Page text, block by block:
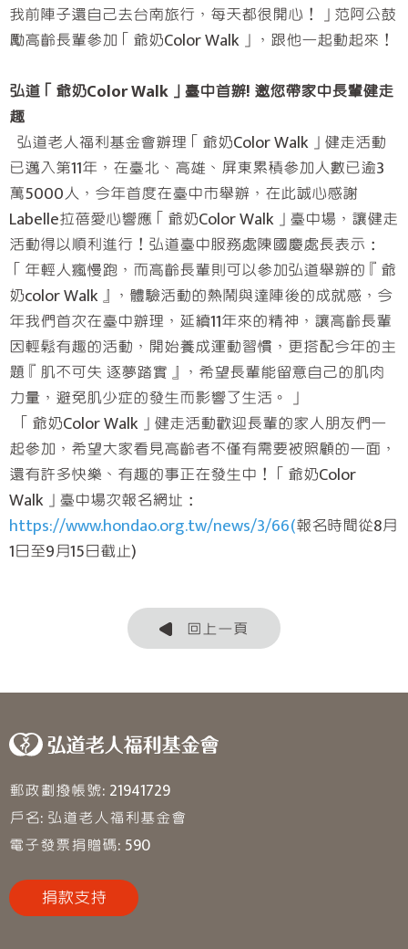
我前陣子還自己去台南旅行，每天都很開心！」范阿公鼓
勵高齡長輩參加「爺奶Color Walk」，跟他一起動起來！
弘道「爺奶Color Walk」臺中首辦! 邀您帶家中長輩健走
趣
弘道老人福利基金會辦理「爺奶Color Walk」健走活動
已邁入第11年，在臺北、高雄、屏東累積參加人數已逾3
萬5000人，今年首度在臺中市舉辦，在此誠心感謝
Labelle拉蓓愛心響應「爺奶Color Walk」臺中場，讓健走
活動得以順利進行！弘道臺中服務處陳國慶處長表示：
「年輕人瘋慢跑，而高齡長輩則可以參加弘道舉辦的『爺
奶color Walk』，體驗活動的熱鬧與達陣後的成就感，今
年我們首次在臺中辦理，延續11年來的精神，讓高齡長輩
因輕鬆有趣的活動，開始養成運動習慣，更搭配今年的主
題『肌不可失 逐夢踏實』，希望長輩能留意自己的肌肉
力量，避免肌少症的發生而影響了生活。」
「爺奶Color Walk」健走活動歡迎長輩的家人朋友們一
起參加，希望大家看見高齡者不僅有需要被照顧的一面，
還有許多快樂、有趣的事正在發生中！「爺奶Color
Walk」臺中場次報名網址：
https://www.hondao.org.tw/news/3/66(報名時間從8月
1日至9月15日截止)
回上一頁
郵政劃撥帳號: 21941729
戶名: 弘道老人福利基金會
電子發票捐贈碼: 590
捐款支持